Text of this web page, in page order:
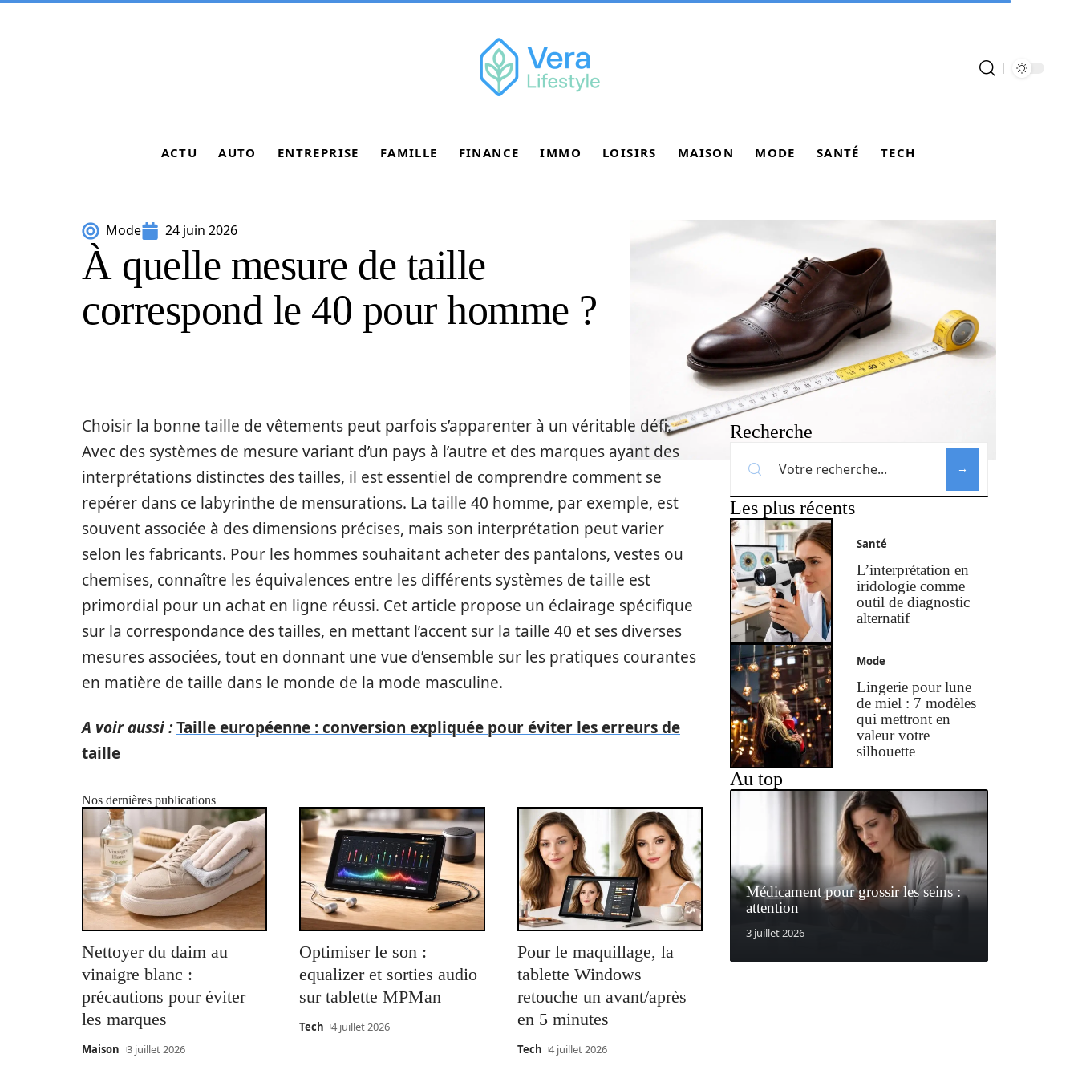
ACTU AUTO ENTREPRISE FAMILLE FINANCE IMMO LOISIRS MAISON MODE SANTÉ TECH
Mode 24 juin 2026
À quelle mesure de taille
correspond le 40 pour homme ?
Choisir la bonne taille de vêtements peut parfois s’apparenter à un véritable défi.
Avec des systèmes de mesure variant d’un pays à l’autre et des marques ayant des
interprétations distinctes des tailles, il est essentiel de comprendre comment se
repérer dans ce labyrinthe de mensurations. La taille 40 homme, par exemple, est
souvent associée à des dimensions précises, mais son interprétation peut varier
selon les fabricants. Pour les hommes souhaitant acheter des pantalons, vestes ou
chemises, connaître les équivalences entre les différents systèmes de taille est
primordial pour un achat en ligne réussi. Cet article propose un éclairage spécifique
sur la correspondance des tailles, en mettant l’accent sur la taille 40 et ses diverses
mesures associées, tout en donnant une vue d’ensemble sur les pratiques courantes
en matière de taille dans le monde de la mode masculine.
A voir aussi :Taille européenne : conversion expliquée pour éviter les erreurs de
taille
Nos dernières publications
Nettoyer du daim au
vinaigre blanc :
précautions pour éviter
les marques
Maison 3 juillet 2026
Optimiser le son :
equalizer et sorties audio
sur tablette MPMan
Tech 4 juillet 2026
Pour le maquillage, la
tablette Windows
retouche un avant/après
en 5 minutes
Tech 4 juillet 2026
Recherche
Les plus récents
Santé
L’interprétation en
iridologie comme
outil de diagnostic
alternatif
Mode
Lingerie pour lune
de miel : 7 modèles
qui mettront en
valeur votre
silhouette
Au top
Médicament pour grossir les seins :
attention
3 juillet 2026